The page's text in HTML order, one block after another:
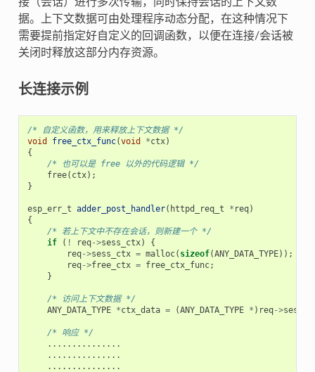
据。上下文数据可由处理程序动态分配，在这种情况下
需要提前指定好自定义的回调函数，以便在连接/会话被
关闭时释放这部分内存资源。
长连接示例
/* 自定义函数，用来释放上下文数据 */
void
free_ctx_func(void *ctx)
{
/* 也可以是 free 以外的代码逻辑 */
free( ctx);
}
esp_err_t adder_post_handler( httpd_req_t * req)
{
/* 若上下文中不存在会话，则新建一个 */
if
( ! req->sess_ctx)
{
req->sess_ctx = malloc( sizeof(ANY_DATA_TYPE));
req->free_ctx = free_ctx_func;
}
/* 访问上下文数据 */
ANY_DATA_TYPE *ctx_data = (ANY_DATA_TYPE * ) req->
/* 响应 */
...............
...............
...............